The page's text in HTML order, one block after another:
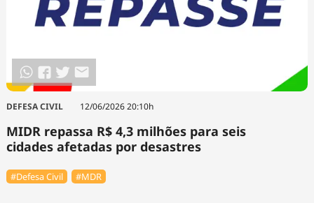
DEFESA CIVIL 12/06/2026 20:10h
MIDR repassa R$ 4,3 milhões para seis
cidades afetadas por desastres
#Defesa Civil #MDR